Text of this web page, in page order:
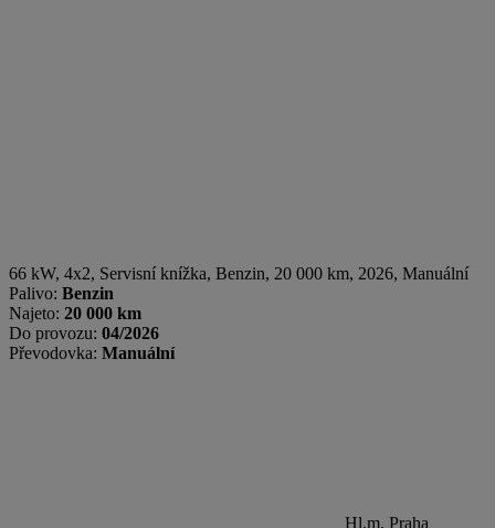
66 kW, 4x2, Servisní knížka, Benzin, 20 000 km, 2026, Manuální
Palivo: Benzin
Najeto: 20 000 km
Do provozu: 04/2026
Převodovka: Manuální
Hl.m. Praha